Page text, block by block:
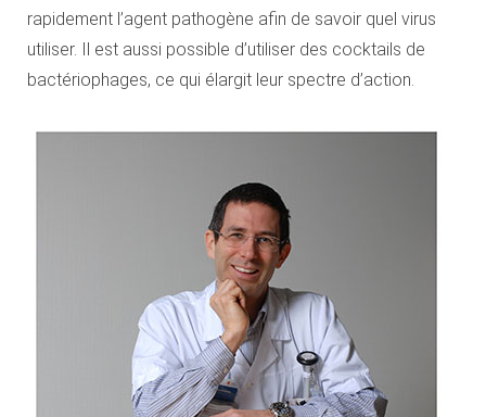
rapidement l’agent pathogène afin de savoir quel virus
utiliser. Il est aussi possible d’utiliser des cocktails de
bactériophages, ce qui élargit leur spectre d’action.